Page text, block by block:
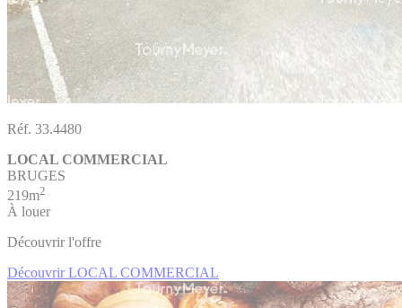
Réf. 33.4480
LOCAL COMMERCIAL
BRUGES
219m2
À louer
Découvrir l'offre
Découvrir LOCAL COMMERCIAL